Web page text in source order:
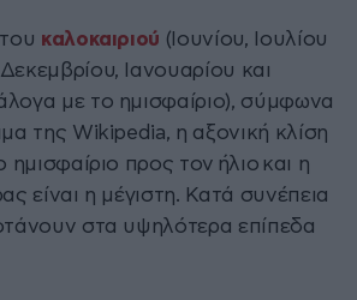
καλοκαιριού (Ιουνίου, Ιουλίου
Ιανουαρίου και
με το ημισφαίριο), σύμφωνα
της Wikipedia, η αξονική κλίση
ημισφαίριο προς τον ήλιο και η
είναι η μέγιστη. Κατά συνέπεια
στα υψηλότερα επίπεδα